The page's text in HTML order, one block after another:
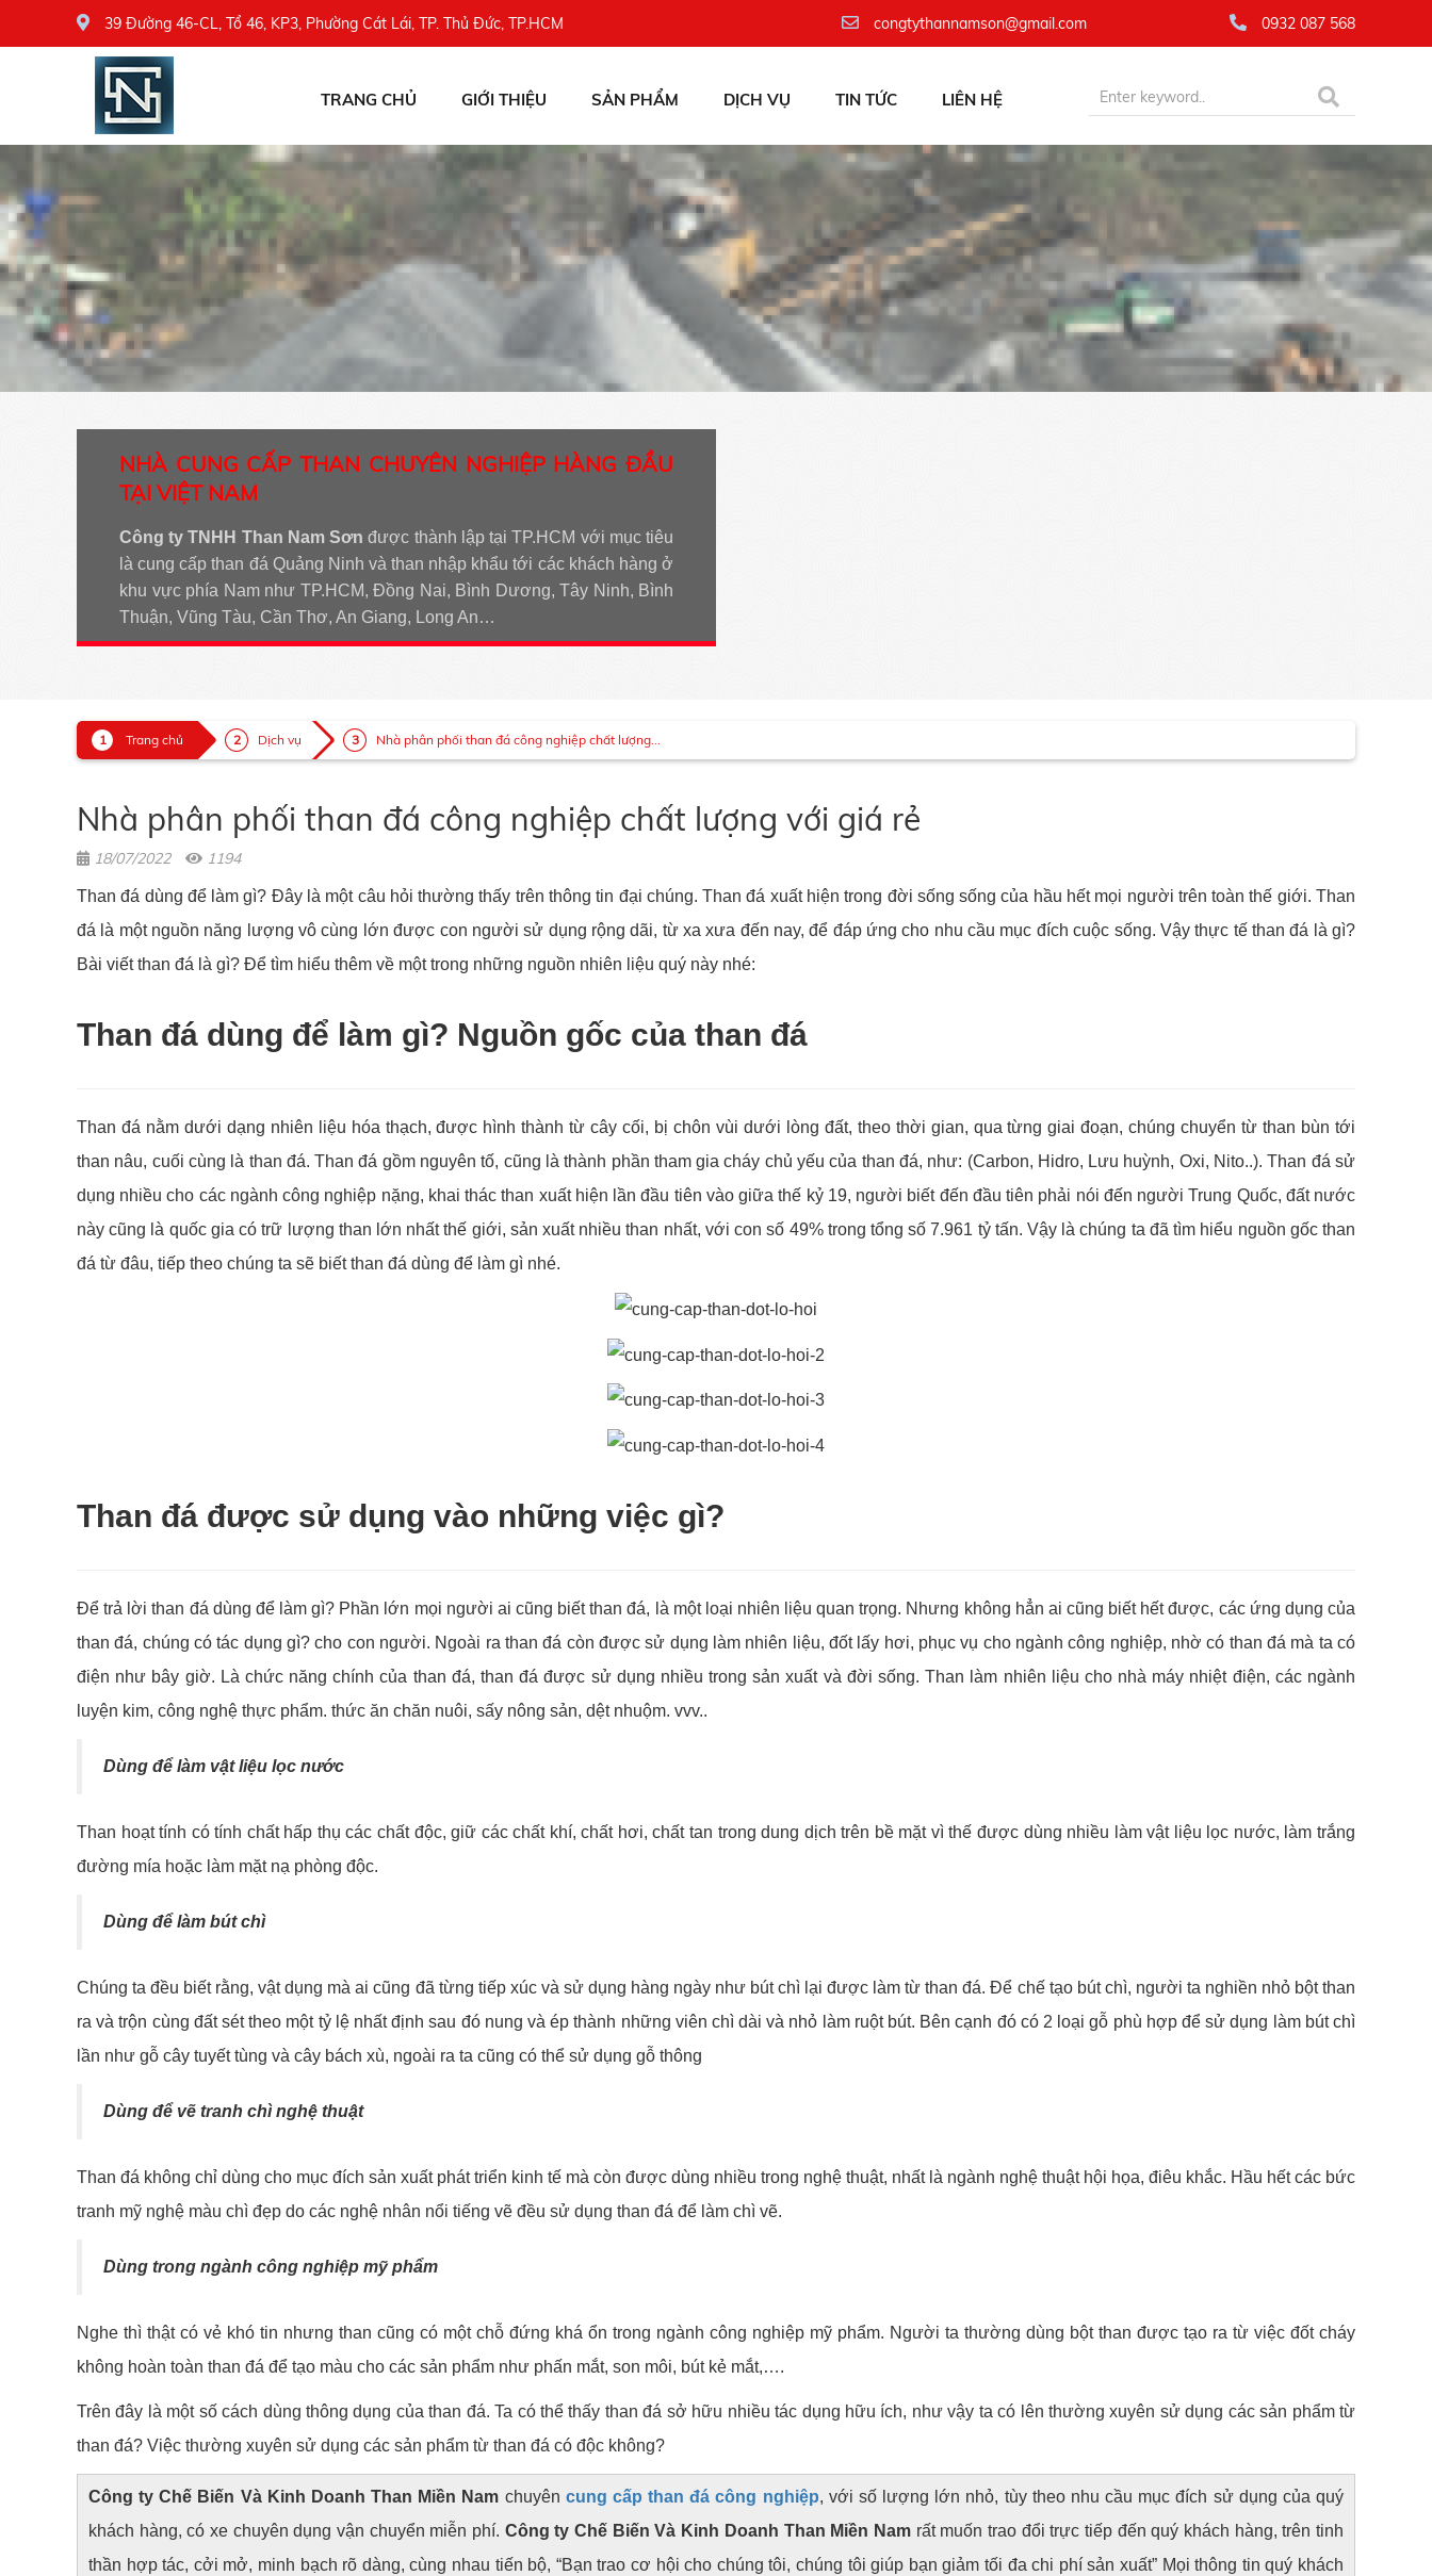
39 Đường 46-CL, Tổ 46, KP3, Phường Cát Lái, TP. Thủ Đức, TP.HCM congtythannamson@gmail.com 0932 087 568
TRANG CHỦ GIỚI THIỆU SẢN PHẨM DỊCH VỤ TIN TỨC LIÊN HỆ
NHÀ CUNG CẤP THAN CHUYÊN NGHIỆP HÀNG ĐẦU
TẠI VIỆT NAM
Công ty TNHH Than Nam Sơnđược thành lập tại TP.HCM với mục tiêu
là cung cấp than đá Quảng Ninh và than nhập khẩu tới các khách hàng ở
khu vực phía Nam như TP.HCM, Đồng Nai, Bình Dương, Tây Ninh, Bình
Thuận, Vũng Tàu, Cần Thơ, An Giang, Long An…
Trang chủ Dịch vụ Nhà phân phối than đá công nghiệp chất lượng...
Nhà phân phối than đá công nghiệp chất lượng với giá rẻ
18/07/2022 1194
Than đá dùng để làm gì? Đây là một câu hỏi thường thấy trên thông tin đại chúng. Than đá xuất hiện trong đời sống sống của hầu hết mọi người trên toàn thế giới. Than
đá là một nguồn năng lượng vô cùng lớn được con người sử dụng rộng dãi, từ xa xưa đến nay, để đáp ứng cho nhu cầu mục đích cuộc sống. Vậy thực tế than đá là gì?
Bài viết than đá là gì? Để tìm hiểu thêm về một trong những nguồn nhiên liệu quý này nhé:
Than đá dùng để làm gì? Nguồn gốc của than đá
Than đá nằm dưới dạng nhiên liệu hóa thạch, được hình thành từ cây cối, bị chôn vùi dưới lòng đất, theo thời gian, qua từng giai đoạn, chúng chuyển từ than bùn tới
than nâu, cuối cùng là than đá. Than đá gồm nguyên tố, cũng là thành phần tham gia cháy chủ yếu của than đá, như: (Carbon, Hidro, Lưu huỳnh, Oxi, Nito..). Than đá sử
dụng nhiều cho các ngành công nghiệp nặng, khai thác than xuất hiện lần đầu tiên vào giữa thế kỷ 19, người biết đến đầu tiên phải nói đến người Trung Quốc, đất nước
này cũng là quốc gia có trữ lượng than lớn nhất thế giới, sản xuất nhiều than nhất, với con số 49% trong tổng số 7.961 tỷ tấn. Vậy là chúng ta đã tìm hiểu nguồn gốc than
đá từ đâu, tiếp theo chúng ta sẽ biết than đá dùng để làm gì nhé.
Than đá được sử dụng vào những việc gì?
Để trả lời than đá dùng để làm gì? Phần lớn mọi người ai cũng biết than đá, là một loại nhiên liệu quan trọng. Nhưng không hẳn ai cũng biết hết được, các ứng dụng của
than đá, chúng có tác dụng gì? cho con người. Ngoài ra than đá còn được sử dụng làm nhiên liệu, đốt lấy hơi, phục vụ cho ngành công nghiệp, nhờ có than đá mà ta có
điện như bây giờ. Là chức năng chính của than đá, than đá được sử dụng nhiều trong sản xuất và đời sống. Than làm nhiên liệu cho nhà máy nhiệt điện, các ngành
luyện kim, công nghệ thực phẩm. thức ăn chăn nuôi, sấy nông sản, dệt nhuộm. vvv..
Dùng để làm vật liệu lọc nước
Than hoạt tính có tính chất hấp thụ các chất độc, giữ các chất khí, chất hơi, chất tan trong dung dịch trên bề mặt vì thế được dùng nhiều làm vật liệu lọc nước, làm trắng
đường mía hoặc làm mặt nạ phòng độc.
Dùng để làm bút chì
Chúng ta đều biết rằng, vật dụng mà ai cũng đã từng tiếp xúc và sử dụng hàng ngày như bút chì lại được làm từ than đá. Để chế tạo bút chì, người ta nghiền nhỏ bột than
ra và trộn cùng đất sét theo một tỷ lệ nhất định sau đó nung và ép thành những viên chì dài và nhỏ làm ruột bút. Bên cạnh đó có 2 loại gỗ phù hợp để sử dụng làm bút chì
lần như gỗ cây tuyết tùng và cây bách xù, ngoài ra ta cũng có thể sử dụng gỗ thông
Dùng để vẽ tranh chì nghệ thuật
Than đá không chỉ dùng cho mục đích sản xuất phát triển kinh tế mà còn được dùng nhiều trong nghệ thuật, nhất là ngành nghệ thuật hội họa, điêu khắc. Hầu hết các bức
tranh mỹ nghệ màu chì đẹp do các nghệ nhân nổi tiếng vẽ đều sử dụng than đá để làm chì vẽ.
Dùng trong ngành công nghiệp mỹ phẩm
Nghe thì thật có vẻ khó tin nhưng than cũng có một chỗ đứng khá ổn trong ngành công nghiệp mỹ phẩm. Người ta thường dùng bột than được tạo ra từ việc đốt cháy
không hoàn toàn than đá để tạo màu cho các sản phẩm như phấn mắt, son môi, bút kẻ mắt,….
Trên đây là một số cách dùng thông dụng của than đá. Ta có thể thấy than đá sở hữu nhiều tác dụng hữu ích, như vậy ta có lên thường xuyên sử dụng các sản phẩm từ
than đá? Việc thường xuyên sử dụng các sản phẩm từ than đá có độc không?
Công ty Chế Biến Và Kinh Doanh Than Miền Nam chuyên cung cấp than đá công nghiệp, với số lượng lớn nhỏ, tùy theo nhu cầu mục đích sử dụng của quý
khách hàng, có xe chuyên dụng vận chuyển miễn phí. Công ty Chế Biến Và Kinh Doanh Than Miền Namrất muốn trao đổi trực tiếp đến quý khách hàng, trên tinh
thần hợp tác, cởi mở, minh bạch rõ dàng, cùng nhau tiến bộ, “Bạn trao cơ hội cho chúng tôi, chúng tôi giúp bạn giảm tối đa chi phí sản xuất” Mọi thông tin quý khách